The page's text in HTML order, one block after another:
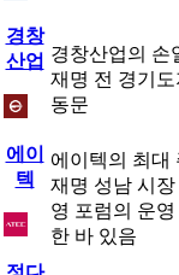
경창
산업 경창산업의 손
재명 전 경기
동문
에이
텍
에이텍의 최대
재명 성남 시
영 포럼의 운
한 바 있음